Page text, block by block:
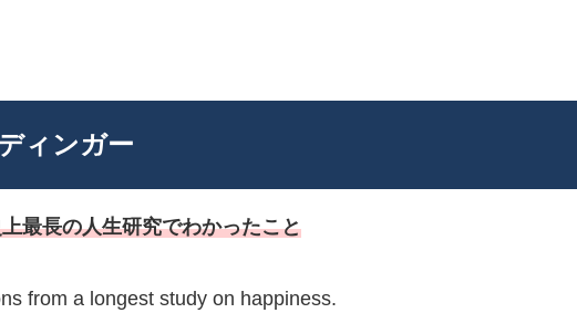
ィンガー
最長の人生研究でわかったこと
from a longest study on happiness.